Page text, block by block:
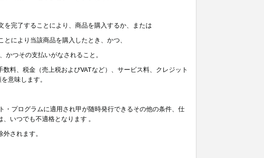
完了することにより、商品を購入するか、または
により当該商品を購入したとき、かつ、
つその支払いがなされること。
料、税金（売上税およびVATなど）、サービス料、クレジット
意味します。
プログラムに適用され甲が随時発行できるその他の条件、仕
いつでも不適格となります 。
されます。